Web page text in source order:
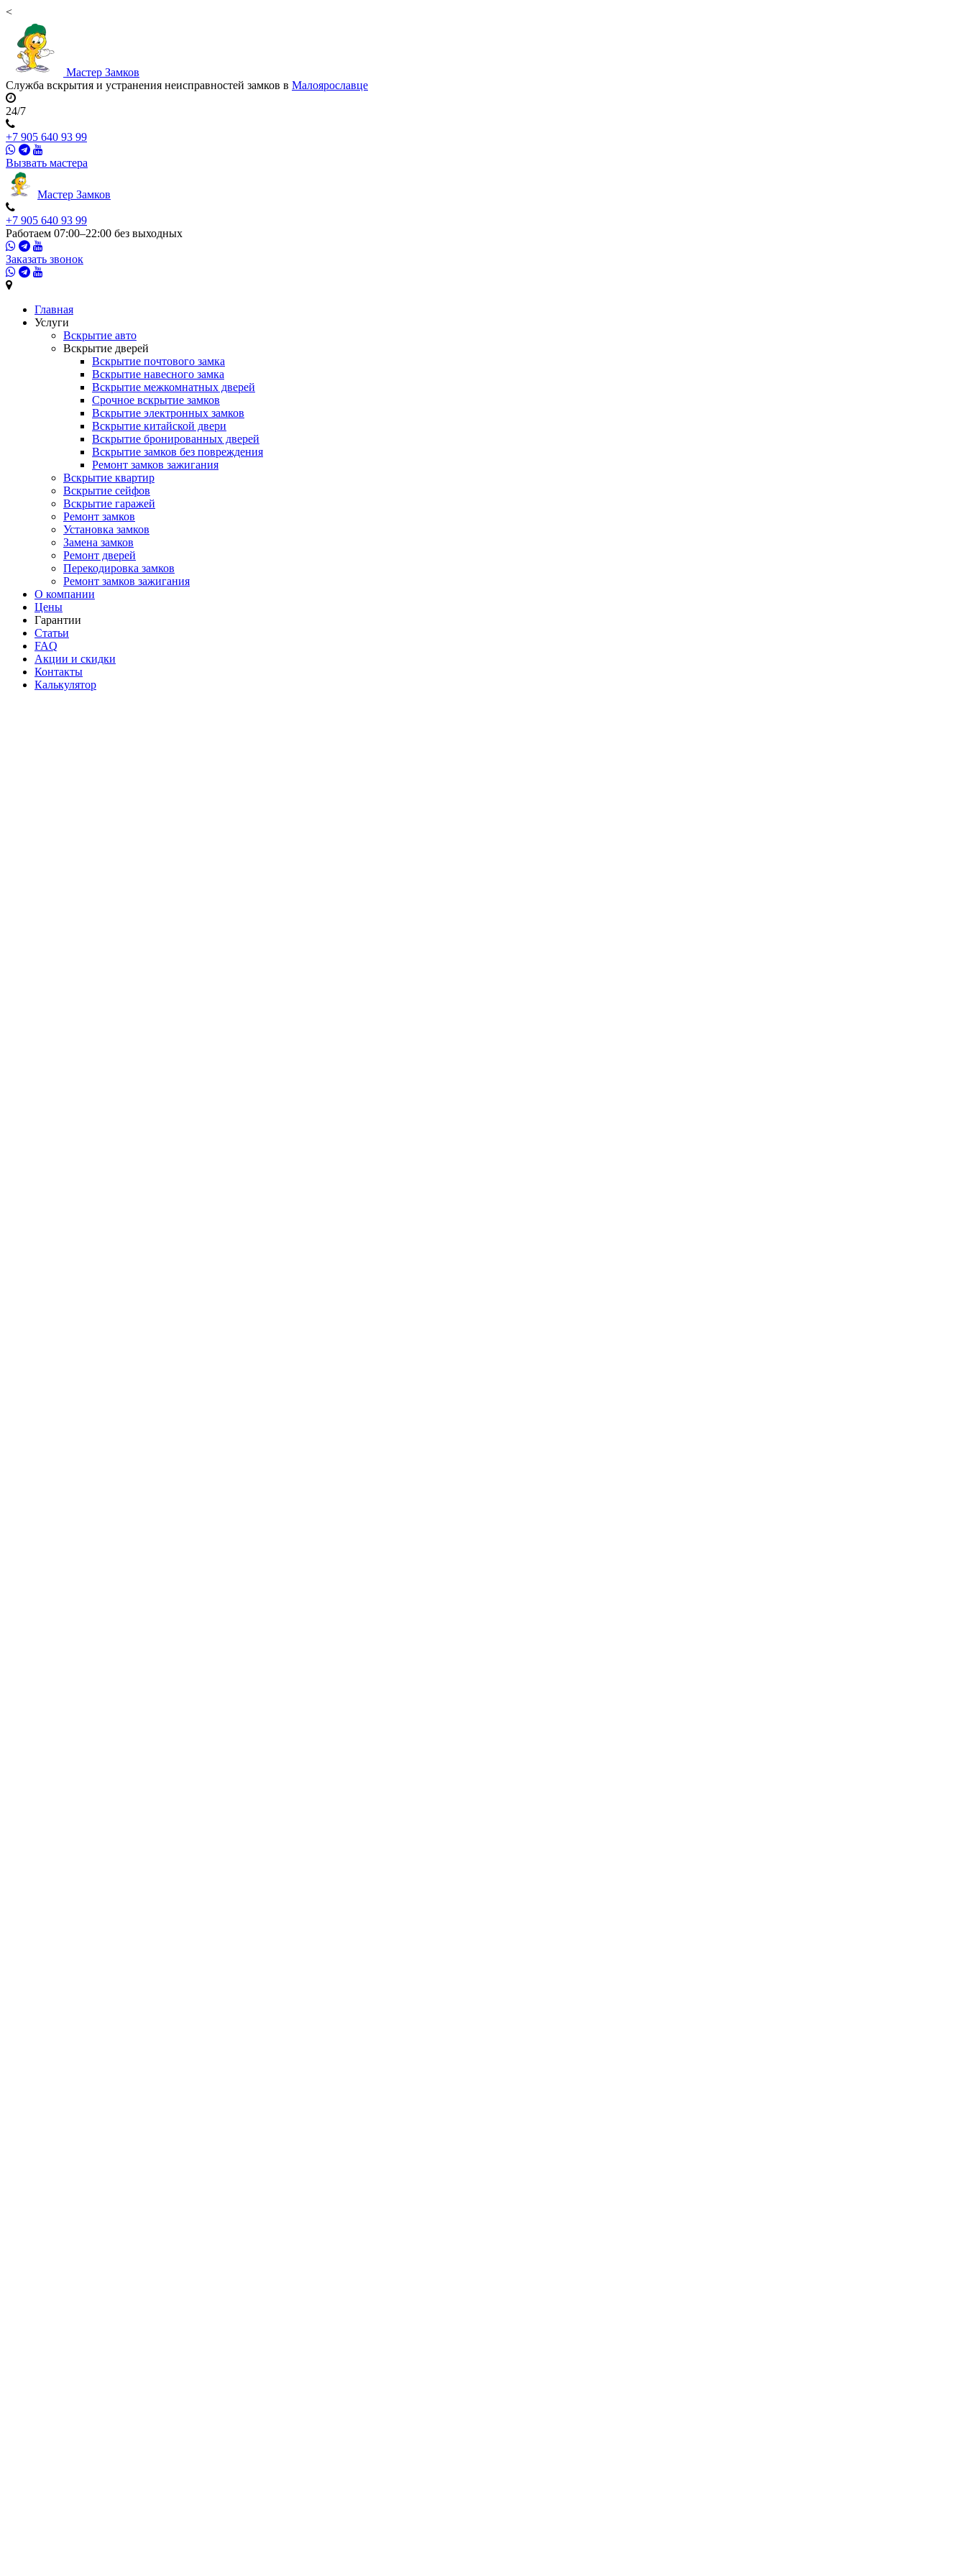
<
Мастер Замков
Служба вскрытия и устранения неисправностей замков в Малоярославце
24/7
+7 905 640 93 99
Вызвать мастера
Мастер Замков
+7 905 640 93 99
Работаем 07:00–22:00 без выходных
Заказать звонок
Главная
Услуги
Вскрытие авто
Вскрытие дверей
Вскрытие почтового замка
Вскрытие навесного замка
Вскрытие межкомнатных дверей
Срочное вскрытие замков
Вскрытие электронных замков
Вскрытие китайской двери
Вскрытие бронированных дверей
Вскрытие замков без повреждения
Ремонт замков зажигания
Вскрытие квартир
Вскрытие сейфов
Вскрытие гаражей
Ремонт замков
Установка замков
Замена замков
Ремонт дверей
Перекодировка замков
Ремонт замков зажигания
О компании
Цены
Гарантии
Статьи
FAQ
Акции и скидки
Контакты
Калькулятор